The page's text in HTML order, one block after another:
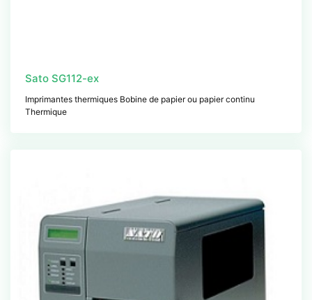
Sato SG112-ex
Imprimantes thermiques Bobine de papier ou papier continu
Thermique